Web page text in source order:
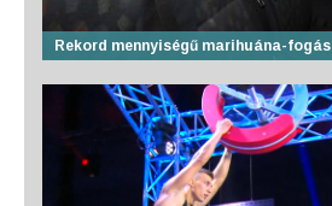
Rekord mennyiségű marihuána-fogás